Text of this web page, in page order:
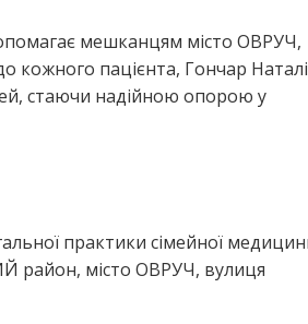
мешканцям місто ОВРУЧ,
пацієнта, Гончар
стаючи надійною опорою у
практики сімейної
район, місто ОВРУЧ, вулиця